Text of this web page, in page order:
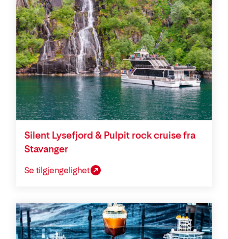
Silent Lysefjord & Pulpit rock cruise fra
Stavanger
Se tilgjengelighet